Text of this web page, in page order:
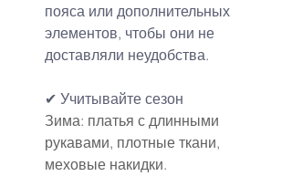
пояса или дополнительных
элементов, чтобы они не
доставляли неудобства.
✔ Учитывайте сезон
Зима: платья с длинными
рукавами, плотные ткани,
меховые накидки.